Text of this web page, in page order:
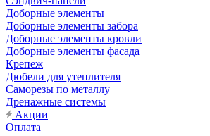
Доборные элементы
Доборные элементы забора
Доборные элементы кровли
Доборные элементы фасада
Крепеж
Дюбели для утеплителя
Саморезы по металлу
Дренажные системы
Акции
Оплата